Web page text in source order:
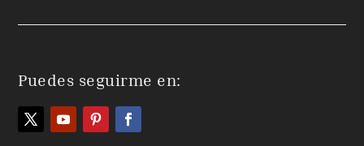
Puedes seguirme en: